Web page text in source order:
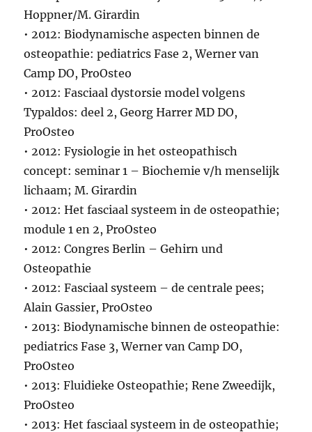
Hoppner/M. Girardin
• 2012: Biodynamische aspecten binnen de
osteopathie: pediatrics Fase 2, Werner van
Camp DO, ProOsteo
• 2012: Fasciaal dystorsie model volgens
Typaldos: deel 2, Georg Harrer MD DO,
ProOsteo
• 2012: Fysiologie in het osteopathisch
concept: seminar 1 – Biochemie v/h menselijk
lichaam; M. Girardin
• 2012: Het fasciaal systeem in de osteopathie;
module 1 en 2, ProOsteo
• 2012: Congres Berlin – Gehirn und
Osteopathie
• 2012: Fasciaal systeem – de centrale pees;
Alain Gassier, ProOsteo
• 2013: Biodynamische binnen de osteopathie:
pediatrics Fase 3, Werner van Camp DO,
ProOsteo
• 2013: Fluidieke Osteopathie; Rene Zweedijk,
ProOsteo
• 2013: Het fasciaal systeem in de osteopathie;